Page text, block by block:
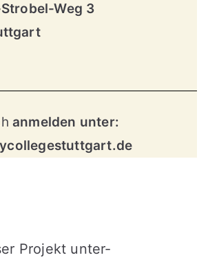
Weg 3
anmelden unter:
Projekt unter-